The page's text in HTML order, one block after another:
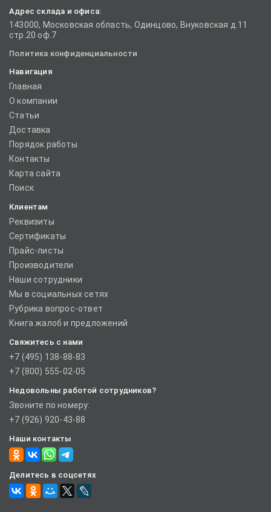
Адрес склада и офиса:
143000, Московская область, Одинцово, Внуковская д.11
стр.20 оф.7
Политика конфиденциальности
Навигация
Главная
О компании
Статьи
Доставка
Порядок работы
Контакты
Карта сайта
Поиск
Клиентам
Реквизиты
Сертификаты
Прайс-листы
Производители
Наши сотрудники
Мы в социальных сетях
Рубрика вопрос-ответ
Книга жалоб и предложений
Свяжитесь с нами
+7 (495) 138-88-83
+7 (800) 555-02-05
Недовольны работой сотрудников?
Звоните по номеру:
+7 (926) 920-43-88
Наши контакты
Делитесь в соцсетях